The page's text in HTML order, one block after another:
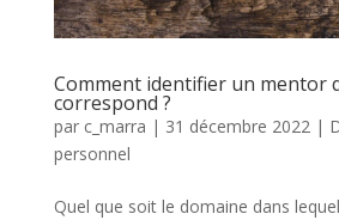
Comment identifier un mentor
correspond ?
par c_marra | 31 décembre 2022 |
personnel
Quel que soit le domaine dans